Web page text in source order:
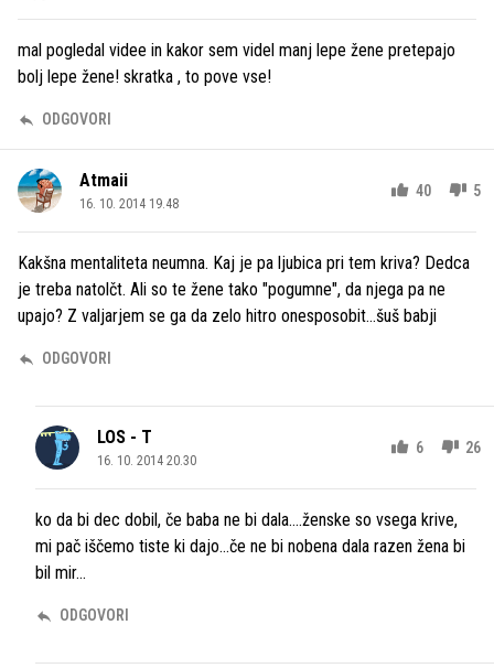
mal pogledal videe in kakor sem videl manj lepe žene pretepajo
bolj lepe žene! skratka , to pove vse!
ODGOVORI
Atmaii
16. 10. 2014 19.48
40 5
Kakšna mentaliteta neumna. Kaj je pa ljubica pri tem kriva? Dedca
je treba natolčt. Ali so te žene tako "pogumne", da njega pa ne
upajo? Z valjarjem se ga da zelo hitro onesposobit...šuš babji
ODGOVORI
LOS - T
16. 10. 2014 20.30
6 26
ko da bi dec dobil, če baba ne bi dala....ženske so vsega krive,
mi pač iščemo tiste ki dajo...če ne bi nobena dala razen žena bi
bil mir...
ODGOVORI